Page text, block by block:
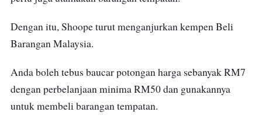
Dengan itu, Shoope turut menganjurkan kempen Beli
Barangan Malaysia.
Anda boleh tebus baucar potongan harga sebanyak RM7
dengan perbelanjaan minima RM50 dan gunakannya
untuk membeli barangan tempatan.